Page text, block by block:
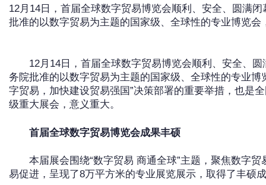
12月14日，首届全球数字贸易博览会顺利、安全、圆满
批准的以数字贸易为主题的国家级、全球性的专业博览
12月14日，首届全球数字贸易博览会顺利、安全、
务院批准的以数字贸易为主题的国家级、全球性的专业
字贸易，加快建设贸易强国”决策部署的重要举措，也是
级重大展会，意义重大。
首届全球数字贸易博览会成果丰硕
本届展会围绕“数字贸易 商通全球”主题，聚焦数字
易促进，呈现了8万平方米的专业展览展示，取得了丰硕